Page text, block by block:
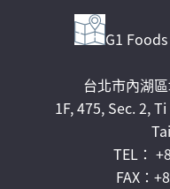
G1
台北市內湖
1F, 475, Sec. 2,
TEL：
FAX：